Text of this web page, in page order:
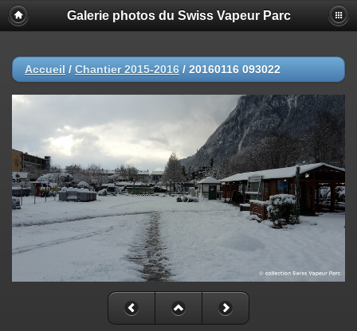
Galerie photos du Swiss Vapeur Parc
Accueil / Chantier 2015-2016 / 20160116 093022